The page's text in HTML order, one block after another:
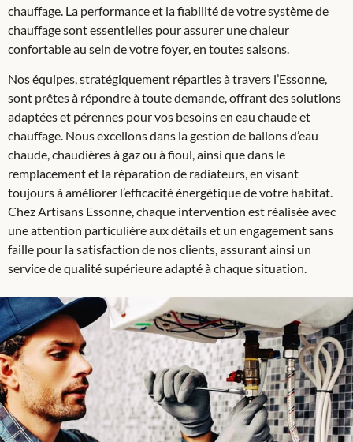
chauffage. La performance et la fiabilité de votre système de
chauffage sont essentielles pour assurer une chaleur
confortable au sein de votre foyer, en toutes saisons.
Nos équipes, stratégiquement réparties à travers l’Essonne,
sont prêtes à répondre à toute demande, offrant des solutions
adaptées et pérennes pour vos besoins en eau chaude et
chauffage. Nous excellons dans la gestion de ballons d’eau
chaude, chaudières à gaz ou à fioul, ainsi que dans le
remplacement et la réparation de radiateurs, en visant
toujours à améliorer l’efficacité énergétique de votre habitat.
Chez Artisans Essonne, chaque intervention est réalisée avec
une attention particulière aux détails et un engagement sans
faille pour la satisfaction de nos clients, assurant ainsi un
service de qualité supérieure adapté à chaque situation.